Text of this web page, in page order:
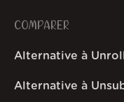
COMPARER
Alternative à
Alternative à